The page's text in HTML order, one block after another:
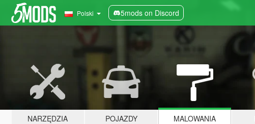
Polski 5mods on Discord
NARZĘDZIA POJAZDY MALOWANIA